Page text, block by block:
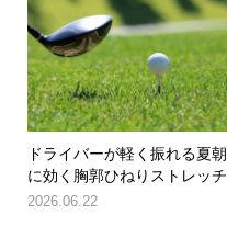
ドライバーが軽く振れる夏朝
に効く胸郭ひねりストレッチ
2026.06.22